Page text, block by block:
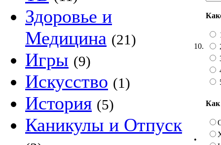
Здоровье и
Медицина (21)
Игры (9)
Искусство (1)
История (5)
Каникулы и Отпуск
10.
•
Как